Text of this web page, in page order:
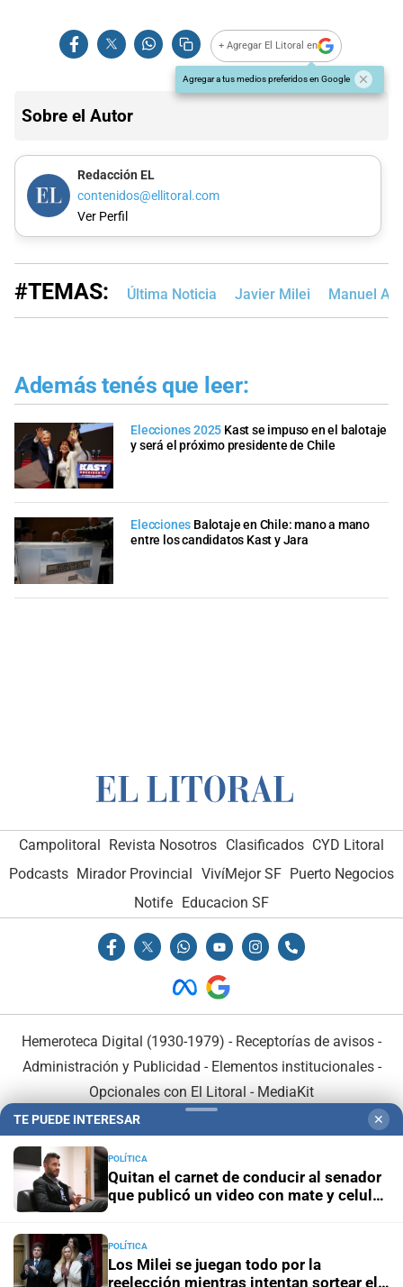
+ Agregar El Litoral en
Agregar a tus medios preferidos en Google
Sobre el Autor
Redacción EL
contenidos@ellitoral.com
Ver Perfil
#TEMAS: Última Noticia Javier Milei Manuel
Además tenés que leer:
Elecciones 2025 Kast se impuso en el balotaje
y será el próximo presidente de Chile
Elecciones Balotaje en Chile: mano a mano
entre los candidatos Kast y Jara
Campolitoral Revista Nosotros Clasificados CYD Litoral
Podcasts Mirador Provincial VivíMejor SF Puerto Negocios
Notife
Educacion SF
Hemeroteca Digital (1930-1979) - Receptorías de avisos -
Administración y Publicidad - Elementos institucionales-
Opcionales con El Litoral - MediaKit
En Asociación con:
TE PUEDE INTERESAR ✕
POLÍTICA
Quitan el carnet de conducir al senador
que publicó un video con mate y celular
POLÍTICA
Los Milei se juegan todo por la
reelección mientras intentan sortear el